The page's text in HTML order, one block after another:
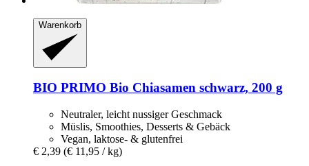
Warenkorb
BIO PRIMO Bio Chiasamen schwarz, 200 g
Neutraler, leicht nussiger Geschmack
Müslis, Smoothies, Desserts & Gebäck
Vegan, laktose- & glutenfrei
€ 2,39 (€ 11,95 / kg)